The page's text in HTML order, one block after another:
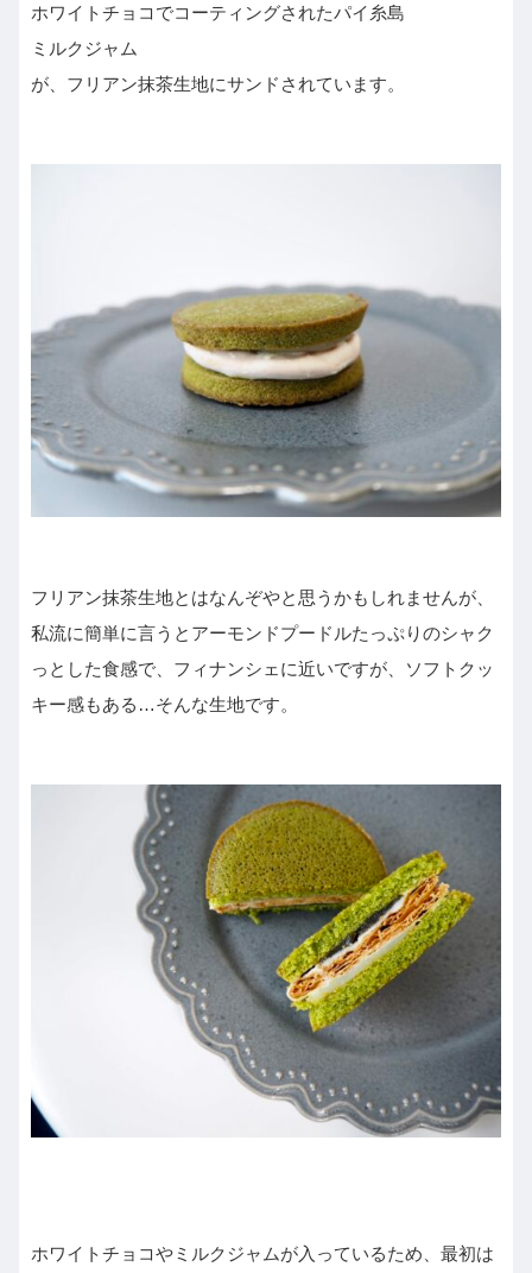
ホワイトチョコでコーティングされたパイ糸島
ミルクジャム
が、フリアン抹茶生地にサンドされています。
フリアン抹茶生地とはなんぞやと思うかもしれませんが、
私流に簡単に言うとアーモンドプードルたっぷりのシャク
っとした食感で、フィナンシェに近いですが、ソフトクッ
キー感もある…そんな生地です。
ホワイトチョコやミルクジャムが入っているため、最初は